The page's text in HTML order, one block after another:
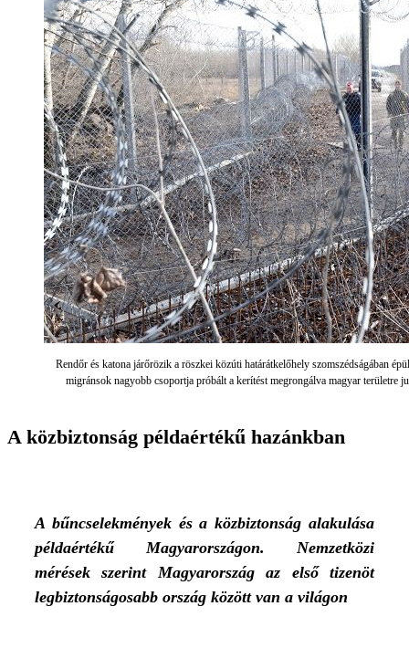
Rendőr és katona járőrözik a röszkei közúti határátkelőhely szomszédságában
migránsok nagyobb csoportja próbált a kerítést megrongálva magyar
A közbiztonság példaértékű hazánkban
A bűncselekmények és a közbiztonság alakulása
példaértékű Magyarországon. Nemzetközi
mérések szerint Magyarország az első tizenöt
legbiztonságosabb ország között van a világon